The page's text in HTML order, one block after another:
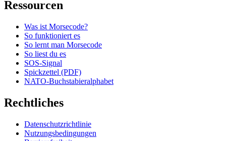
Ressourcen
Was ist Morsecode?
So funktioniert es
So lernt man Morsecode
So liest du es
SOS-Signal
Spickzettel (PDF)
NATO-Buchstabieralphabet
Rechtliches
Datenschutzrichtlinie
Nutzungsbedingungen